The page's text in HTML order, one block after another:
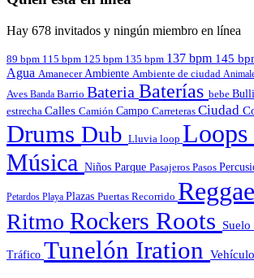
Hay 678 invitados y ningún miembro en línea
89 bpm 115 bpm 125 bpm 135 bpm 137 bpm 145
Agua Amanecer Ambiente Ambiente de ciudad
Aves Banda Barrio Bateria Baterías bebe
estrecha Calles Camión Campo Carreteras Ciudad
Drums Dub Lluvia loop Loops
Música Niños Parque Pasajeros Pasos
Petardos Playa Plazas Puertas Recorrido Reggae
Ritmo Rockers Roots Suelo
Tráfico Tunelón Iration